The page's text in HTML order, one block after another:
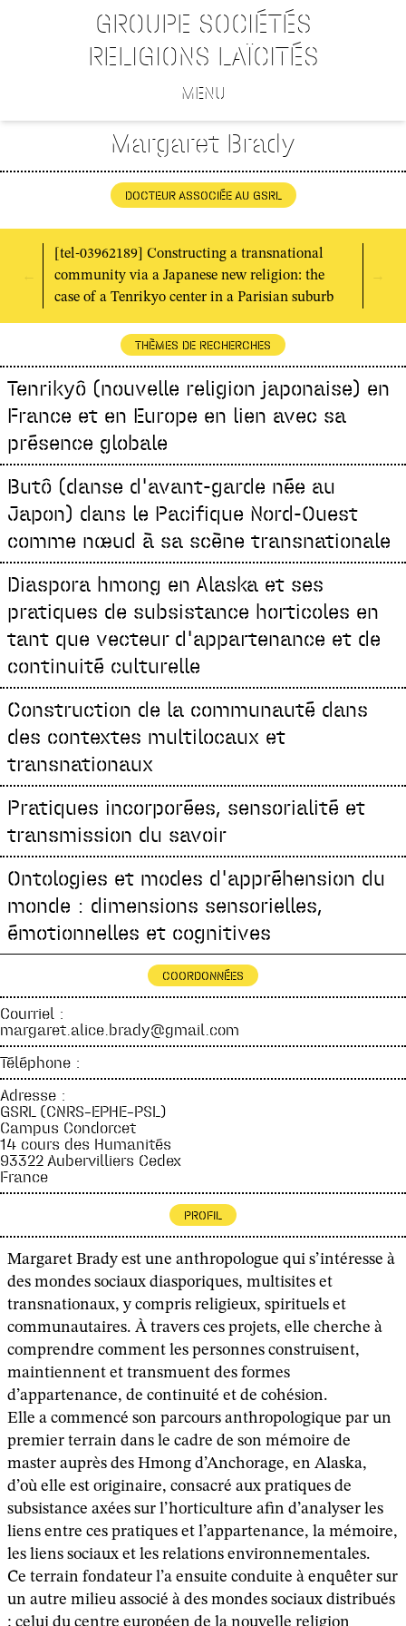
GROUPE SOCIÉTÉS
RELIGIONS LAÏCITÉS
MENU
Margaret Brady
DOCTEUR ASSOCIÉE AU GSRL
←
[tel-03962189] Constructing a transnational
community via a Japanese new religion: the
case of a Tenrikyo center in a Parisian suburb
→
THÈMES DE RECHERCHES
Tenrikyô (nouvelle religion japonaise) en
France et en Europe en lien avec sa
présence globale
Butô (danse d'avant-garde née au
Japon) dans le Pacifique Nord-Ouest
comme nœud à sa scène transnationale
Diaspora hmong en Alaska et ses
pratiques de subsistance horticoles en
tant que vecteur d'appartenance et de
continuité culturelle
Construction de la communauté dans
des contextes multilocaux et
transnationaux
Pratiques incorporées, sensorialité et
transmission du savoir
Ontologies et modes d'appréhension du
monde : dimensions sensorielles,
émotionnelles et cognitives
COORDONNÉES
Courriel :
margaret.alice.brady@gmail.com
Téléphone :
Adresse :
GSRL (CNRS–EPHE–PSL)
Campus Condorcet
14 cours des Humanités
93322 Aubervilliers Cedex
France
PROFIL
Margaret Brady est une anthropologue qui s’intéresse à
des mondes sociaux diasporiques, multisites et
transnationaux, y compris religieux, spirituels et
communautaires. À travers ces projets, elle cherche à
comprendre comment les personnes construisent,
maintiennent et transmuent des formes
d’appartenance, de continuité et de cohésion.
Elle a commencé son parcours anthropologique par un
premier terrain dans le cadre de son mémoire de
master auprès des Hmong d’Anchorage, en Alaska,
d’où elle est originaire, consacré aux pratiques de
subsistance axées sur l’horticulture afin d’analyser les
liens entre ces pratiques et l’appartenance, la mémoire,
les liens sociaux et les relations environnementales.
Ce terrain fondateur l’a ensuite conduite à enquêter sur
un autre milieu associé à des mondes sociaux distribués
: celui du centre européen de la nouvelle religion